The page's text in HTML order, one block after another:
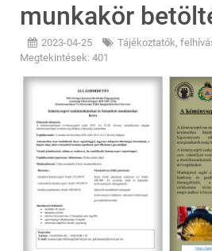
munkakör
2023-04-25
Tájékoztatók,
Megtekintések: 401